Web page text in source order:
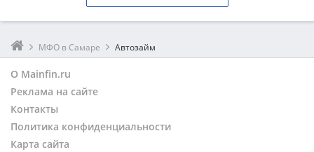
МФО в Самаре Автозайм
О Mainfin.ru
Реклама на сайте
Контакты
Политика конфиденциальности
Карта сайта